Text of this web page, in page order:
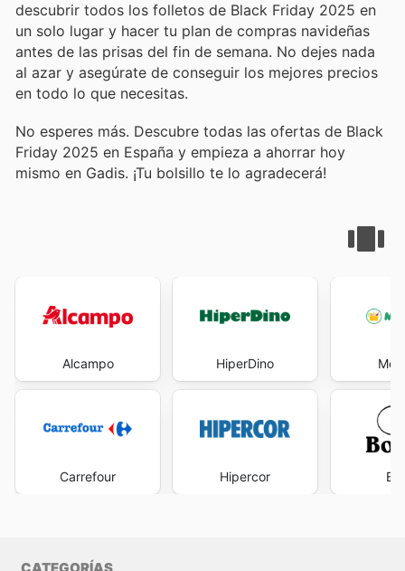
descubrir todos los folletos de Black Friday 2025 en
un solo lugar y hacer tu plan de compras navideñas
antes de las prisas del fin de semana. No dejes nada
al azar y asegúrate de conseguir los mejores precios
en todo lo que necesitas.
No esperes más. Descubre todas las ofertas de Black
Friday 2025 en España y empieza a ahorrar hoy
mismo en Gadis. ¡Tu bolsillo te lo agradecerá!
Alcampo
Carrefour
HiperDino
Hipercor